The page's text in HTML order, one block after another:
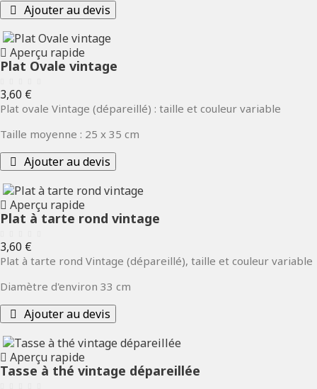
Ajouter au devis
Aperçu rapide
Plat Ovale vintage
Prix
3,60 €
Plat ovale Vintage (dépareillé) : taille et couleur variable
Taille moyenne : 25 x 35 cm
Ajouter au devis
Aperçu rapide
Plat à tarte rond vintage
Prix
3,60 €
Plat à tarte rond Vintage (dépareillé), taille et couleur variable
Diamètre d'environ 33 cm
Ajouter au devis
Aperçu rapide
Tasse à thé vintage dépareillée